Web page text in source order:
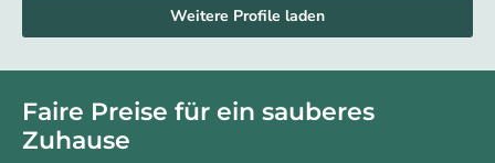
Weitere Profile laden
Faire Preise für ein sauberes
Zuhause